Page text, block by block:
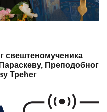
свештеномученика
Преподобног
Трећег